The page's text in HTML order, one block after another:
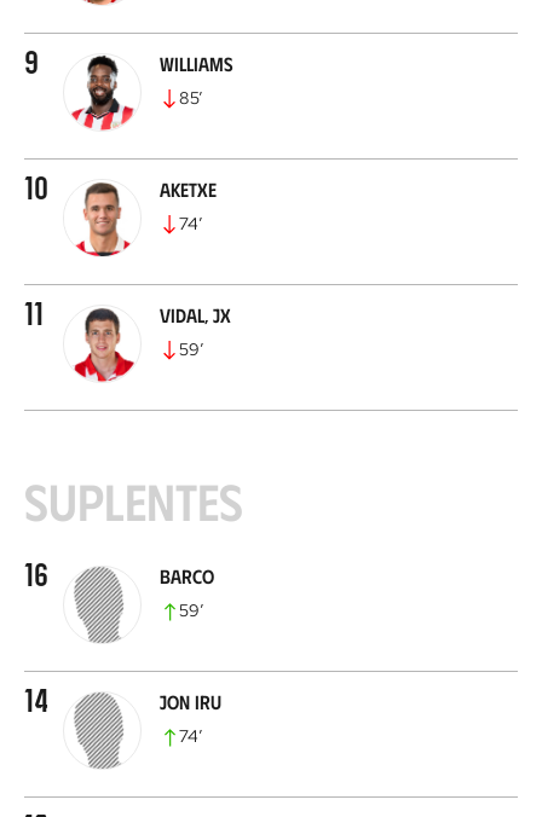
9 Williams
85’
10 Aketxe
74’
11 Vidal, JX
59’
Suplentes
16 Barco
59’
14 Jon Iru
74’